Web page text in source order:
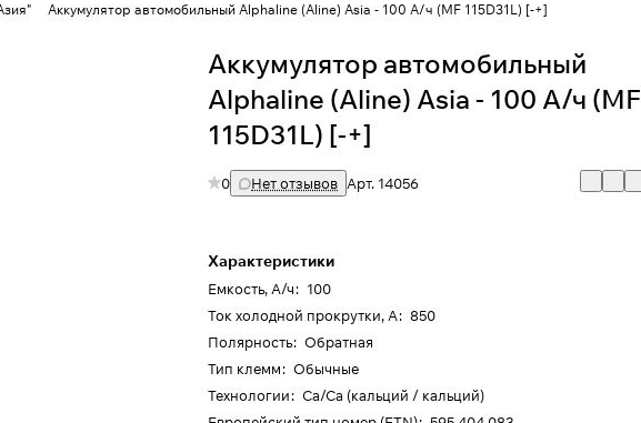
Аккумулятор автомобильный Alphaline (Aline) Asia - 100 А/ч (MF 115D31L) [-+]
Аккумулятор автомобильный
Alphaline (Aline) Asia - 100 А/ч (MF
115D31L) [-+]
0 Нет отзывов Арт. 14056
Характеристики
Емкость, А/ч: 100
Ток холодной прокрутки, А: 850
Полярность: Обратная
Тип клемм: Обычные
Технологии: Ca/Ca (кальций / кальций)